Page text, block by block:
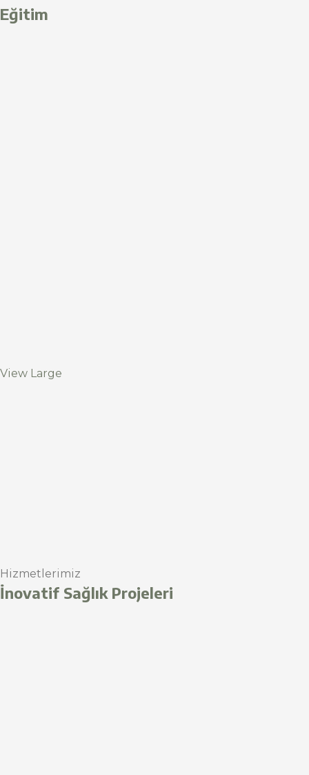
Eğitim
View Large
Hizmetlerimiz
İnovatif Sağlık Projeleri